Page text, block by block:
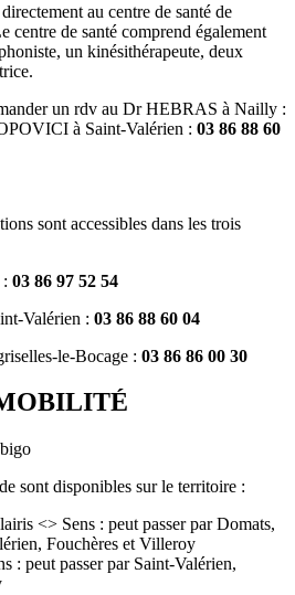
au centre de santé de
centre de santé comprend également
un kinésithérapeute, deux
un rdv au Dr HEBRAS à Nailly :
à Saint-Valérien : 03 86 88 60
sont accessibles dans les trois
03 86 97 52 54
Valérien : 03 86 88 60 04
le-Bocage : 03 86 86 00 30
sont disponibles sur le territoire :
<> Sens : peut passer par Domats,
Fouchères et Villeroy
: peut passer par Saint-Valérien,